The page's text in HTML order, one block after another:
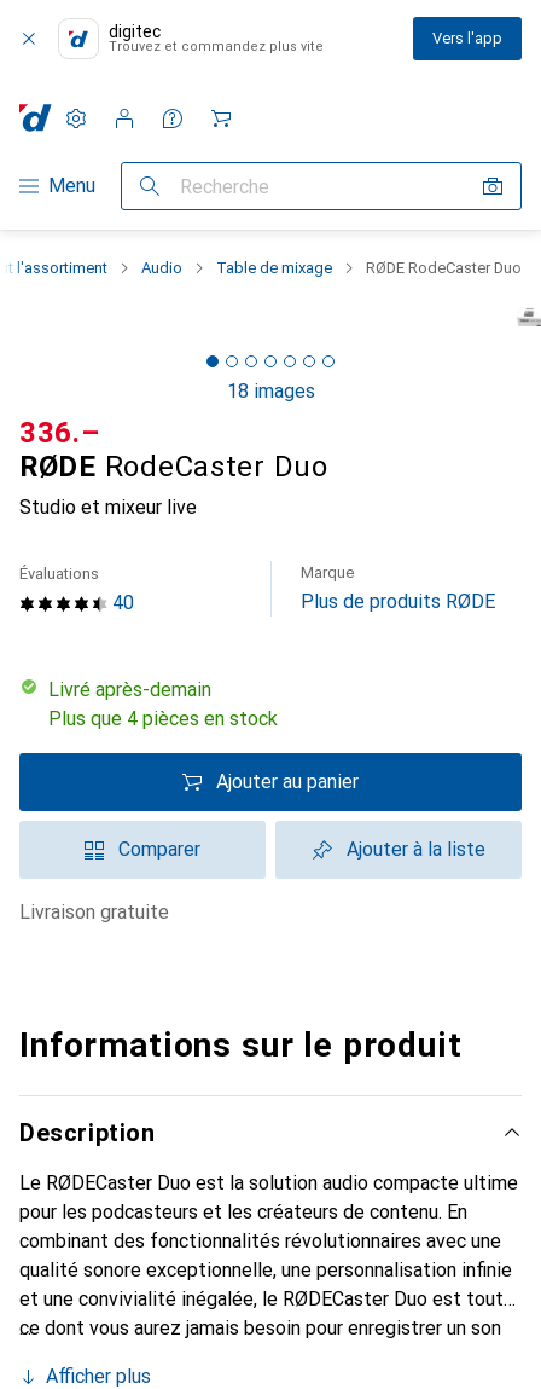
digitec
Trouvez et commandez plus vite Vers l'app
Navigation par catégorie
Menu Recherche
Paramètres
Compte client
Listes de comparaison
Listes d'envies
Panier
l'assortiment Audio Table de mixage RØDE RodeCaster Duo
18 images
RØDE RodeCaster Duo
Studio et mixeur live
CHF
336.–
40
Évaluations Marque
Plus de produits RØDE
Livré après-demain
Plus que 4 pièces en stock
Ajouter au panier
Comparer Ajouter à la liste
livraison gratuite
Informations sur le produit
Description
Le RØDECaster Duo est la solution audio compacte ultime
pour les podcasteurs et les créateurs de contenu. En
combinant des fonctionnalités révolutionnaires avec une
qualité sonore exceptionnelle, une personnalisation infinie
et une convivialité inégalée, le RØDECaster Duo est tout
ce dont vous aurez jamais besoin pour enregistrer un son
Afficher plus